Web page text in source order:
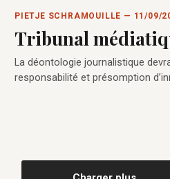
PIETJE SCHRAMOUILLE — 11/09/
Tribunal
La déontologie journalistique
responsabilité et présomption